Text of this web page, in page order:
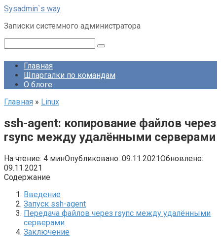
Перейти
контенту
Sysadmin`s way
Записки системного администратора
Главная
Шпаргалки по командам
О блоге
Главная » Linux
ssh-agent: копирование файлов через
rsync между удалёнными серверами
На чтение: 4 минОпубликовано: 09.11.2021Обновлено:
09.11.2021
Содержание
Введение
Запуск ssh-agent
Передача файлов через rsync между удалёнными
серверами
Заключение